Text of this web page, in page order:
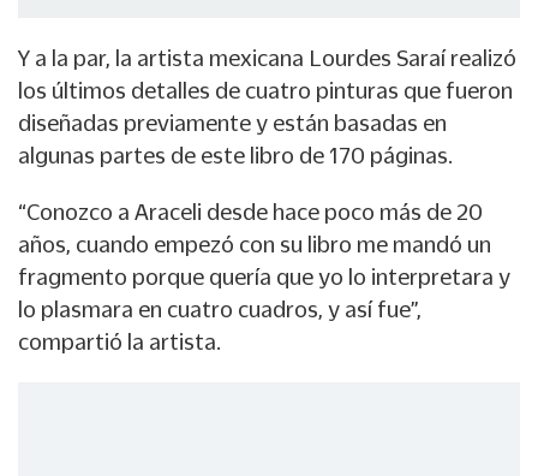
Y a la par, la artista mexicana Lourdes Saraí realizó
los últimos detalles de cuatro pinturas que fueron
diseñadas previamente y están basadas en
algunas partes de este libro de 170 páginas.
“Conozco a Araceli desde hace poco más de 20
años, cuando empezó con su libro me mandó un
fragmento porque quería que yo lo interpretara y
lo plasmara en cuatro cuadros, y así fue”,
compartió la artista.